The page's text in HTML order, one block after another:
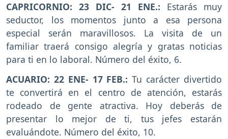
CAPRICORNIO: 23 DIC- 21 ENE.: Estarás muy
seductor, los momentos junto a esa persona
especial serán maravillosos. La visita de un
familiar traerá consigo alegría y gratas noticias
para ti en lo laboral. Número del éxito, 6.
ACUARIO: 22 ENE- 17 FEB.:Tu carácter divertido
te convertirá en el centro de atención, estarás
rodeado de gente atractiva. Hoy deberás de
presentar lo mejor de ti, tus jefes estarán
evaluándote. Número del éxito, 10.